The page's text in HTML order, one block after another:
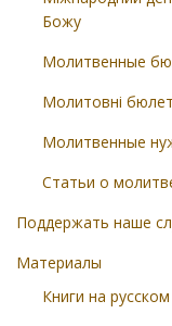
Божу
Молитвенные
Молитовні
Молитвенные
Статьи о
Поддержать наше
Материалы
Книги на русском